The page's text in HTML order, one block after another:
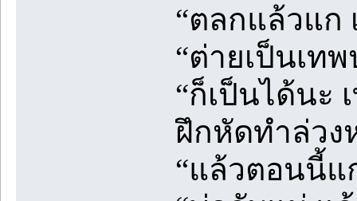
“ตลกแล้วแก
“ต่ายเป็นเทพ
“ก็เป็นได้นะ
ฝึกหัดทำล่วง
“แล้วตอนนี้แ